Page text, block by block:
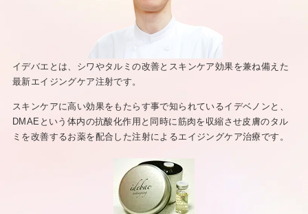
イデバエとは、シワやタルミの改善とスキンケア効果を兼ね備えた
最新エイジングケア注射です。
スキンケアに高い効果をもたらす事で知られているイデベノンと、
DMAEという体内の抗酸化作用と同時に筋肉を収縮させ皮膚のタル
ミを改善するお薬を配合した注射によるエイジングケア治療です。